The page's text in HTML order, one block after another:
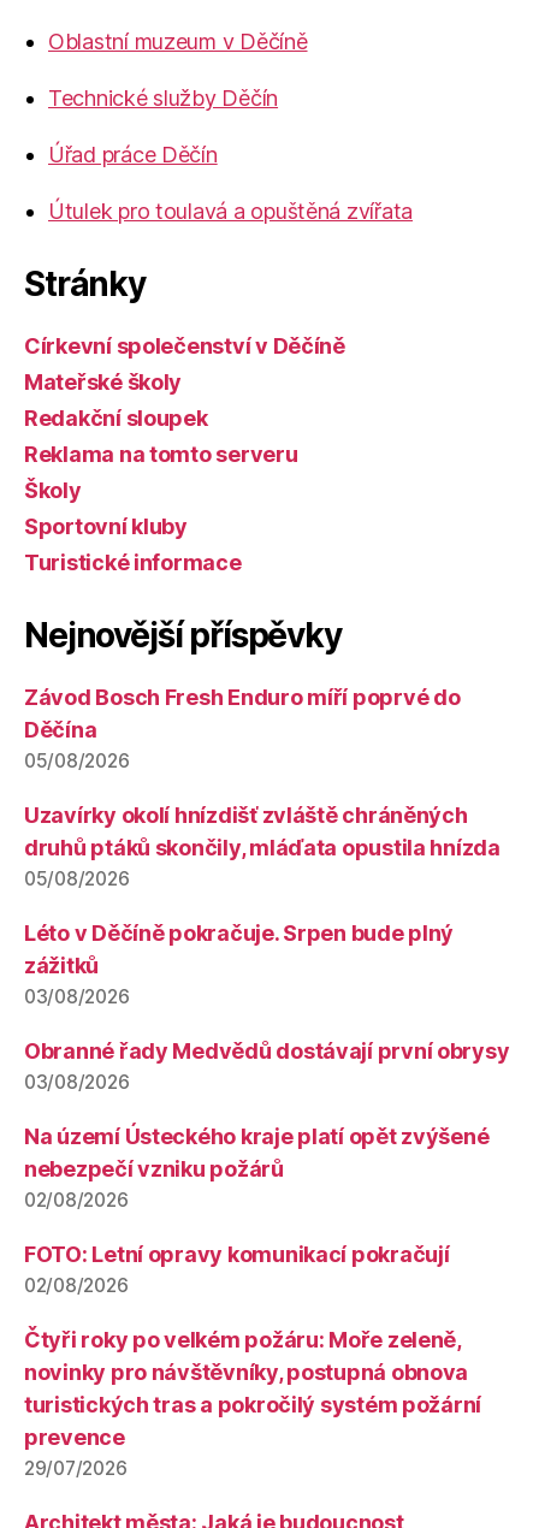
Oblastní muzeum v Děčíně
Technické služby Děčín
Úřad práce Děčín
Útulek pro toulavá a opuštěná zvířata
Stránky
Církevní společenství v Děčíně
Mateřské školy
Redakční sloupek
Reklama na tomto serveru
Školy
Sportovní kluby
Turistické informace
Nejnovější příspěvky
Závod Bosch Fresh Enduro míří poprvé do
Děčína
05/08/2026
Uzavírky okolí hnízdišť zvláště chráněných
druhů ptáků skončily, mláďata opustila hnízda
05/08/2026
Léto v Děčíně pokračuje. Srpen bude plný
zážitků
03/08/2026
Obranné řady Medvědů dostávají první obrysy
03/08/2026
Na území Ústeckého kraje platí opět zvýšené
nebezpečí vzniku požárů
02/08/2026
FOTO: Letní opravy komunikací pokračují
02/08/2026
Čtyři roky po velkém požáru: Moře zeleně,
novinky pro návštěvníky, postupná obnova
turistických tras a pokročilý systém požární
prevence
29/07/2026